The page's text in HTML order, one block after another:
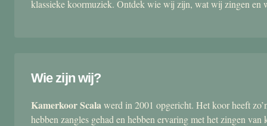
klassieke koormuziek. Ontdek wie wij zijn, wat wij zingen en
Wie zijn wij?
Kamerkoor Scalawerd in 2001 opgericht. Het koor heeft
hebben zangles gehad en hebben ervaring met het zingen van